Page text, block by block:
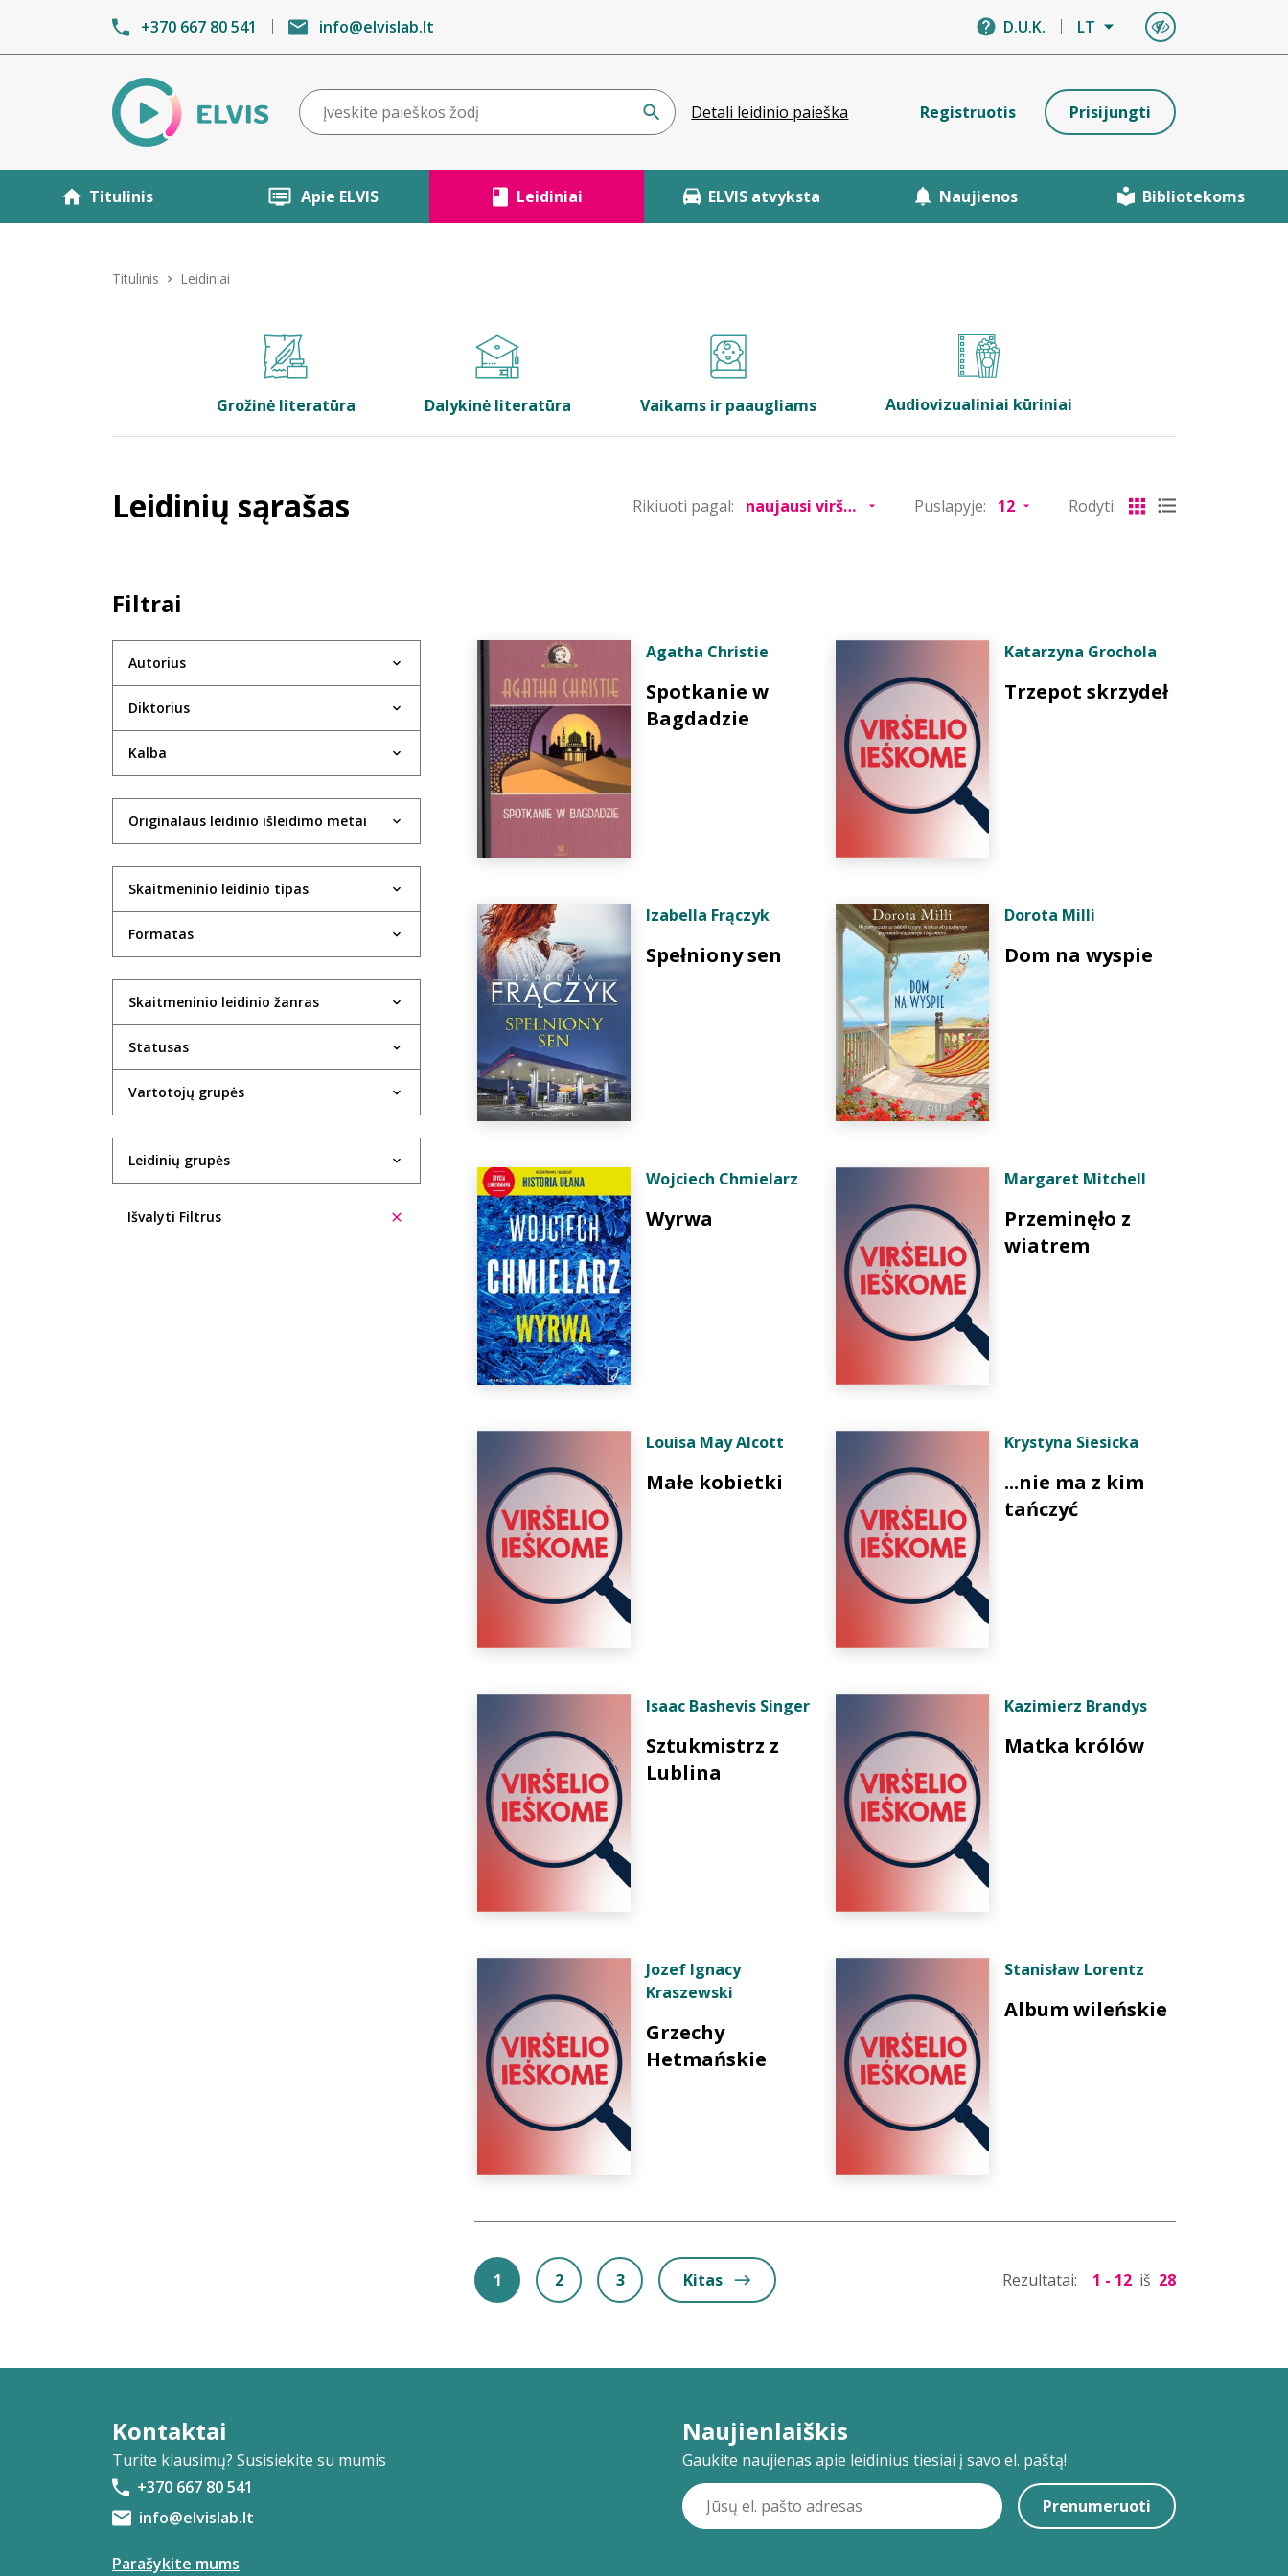
+370 667 80 541 info@elvislab.lt D.U.K. LT
Detali leidinio paieška Registruotis Prisijungti
Titulinis Apie ELVIS Leidiniai ELVIS atvyksta Naujienos Bibliotekoms
Titulinis Leidiniai
Grožinė literatūra Dalykinė literatūra Vaikams ir paaugliams Audiovizualiniai kūriniai
Leidinių sąrašas Rikiuoti pagal: Puslapyje: Rodyti:
Filtrai
Autorius
Diktorius
Kalba
Originalaus leidinio išleidimo metai
Skaitmeninio leidinio tipas
Formatas
Skaitmeninio leidinio žanras
Statusas
Vartotojų grupės
Leidinių grupės
Išvalyti Filtrus
Agatha Christie
Spotkanie w
Bagdadzie
Katarzyna Grochola
Trzepot skrzydeł
Izabella Frączyk
Spełniony sen
Dorota Milli
Dom na wyspie
Wojciech Chmielarz
Wyrwa
Margaret Mitchell
Przeminęło z
wiatrem
Louisa May Alcott
Małe kobietki
Krystyna Siesicka
...nie ma z kim
tańczyć
Isaac Bashevis Singer
Sztukmistrz z
Lublina
Kazimierz Brandys
Matka królów
Jozef Ignacy
Kraszewski
Grzechy
Hetmańskie
Stanisław Lorentz
Album wileńskie
1 2 3 Kitas Rezultatai: 1 - 12 iš 28
Kontaktai
Turite klausimų? Susisiekite su mumis
+370 667 80 541
info@elvislab.lt
Parašykite mums
Naujienlaiškis
Gaukite naujienas apie leidinius tiesiai į savo el. paštą!
Prenumeruoti